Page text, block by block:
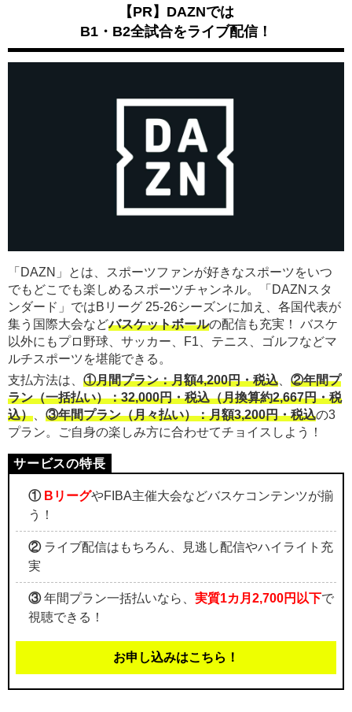
【PR】DAZNでは
B1・B2全試合をライブ配信！
「DAZN」とは、スポーツファンが好きなスポーツをいつ
でもどこでも楽しめるスポーツチャンネル。「DAZNスタ
ンダード」ではBリーグ 25-26シーズンに加え、各国代表が
集う国際大会などバスケットボールの配信も充実！ バスケ
以外にもプロ野球、サッカー、F1、テニス、ゴルフなどマ
ルチスポーツを堪能できる。
支払方法は、 ①月間プラン：月額4,200円・税込、 ②年間プ
ラン（一括払い）：32,000円・税込（月換算約2,667円・税
込）、 ③年間プラン（月々払い）：月額3,200円・税込の3
プラン。ご自身の楽しみ方に合わせてチョイスしよう！
① BリーグやFIBA主催大会などバスケコンテンツが揃
う！
②ライブ配信はもちろん、見逃し配信やハイライト充
実
③年間プラン一括払いなら、 実質1カ月2,700円以下で
視聴できる！
お申し込みはこちら！